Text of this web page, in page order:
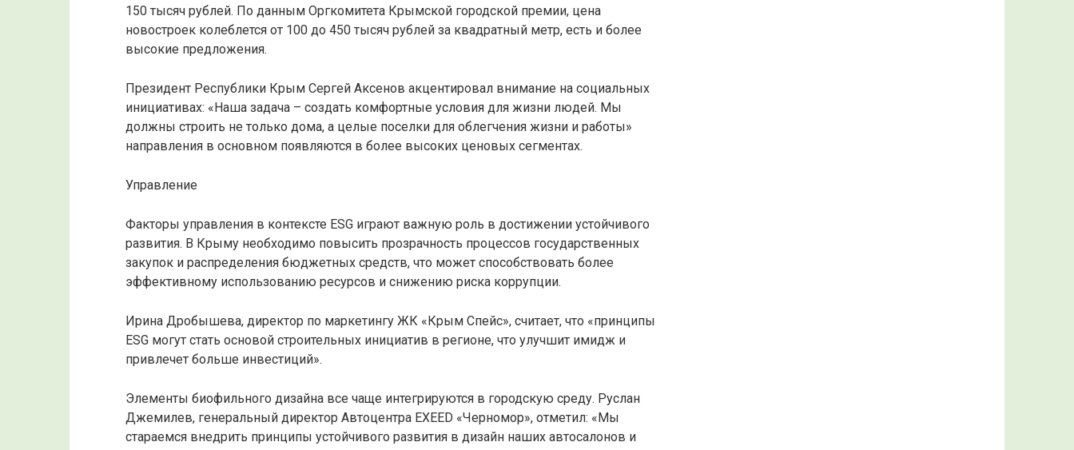
150 тысяч рублей. По данным Оргкомитета Крымской городской премии, цена
новостроек колеблется от 100 до 450 тысяч рублей за квадратный метр, есть и более
высокие предложения.
Президент Республики Крым Сергей Аксенов акцентировал внимание на социальных
инициативах: «Наша задача – создать комфортные условия для жизни людей. Мы
должны строить не только дома, а целые поселки для облегчения жизни и работы»
направления в основном появляются в более высоких ценовых сегментах.
Управление
Факторы управления в контексте ESG играют важную роль в достижении устойчивого
развития. В Крыму необходимо повысить прозрачность процессов государственных
закупок и распределения бюджетных средств, что может способствовать более
эффективному использованию ресурсов и снижению риска коррупции.
Ирина Дробышева, директор по маркетингу ЖК «Крым Спейс», считает, что «принципы
ESG могут стать основой строительных инициатив в регионе, что улучшит имидж и
привлечет больше инвестиций».
Элементы биофильного дизайна все чаще интегрируются в городскую среду. Руслан
Джемилев, генеральный директор Автоцентра EXEED «Черномор», отметил: «Мы
стараемся внедрить принципы устойчивого развития в дизайн наших автосалонов и